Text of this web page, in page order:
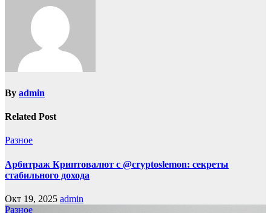
By admin
Related Post
Разное
Арбитраж Криптовалют с @cryptoslemon: секреты
стабильного дохода
Окт 19, 2025 admin
Разное